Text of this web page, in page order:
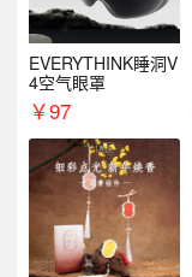
EVERYTHINK睡洞V
4空气眼罩
￥97